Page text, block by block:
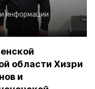
информации
области Хизри
и